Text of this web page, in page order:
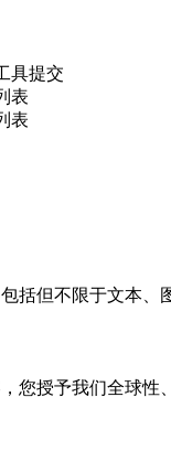
具提交
表
表
括但不限于文本
您授予我们全球